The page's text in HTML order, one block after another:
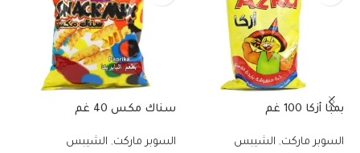
بمبا أزكا 100 غم
السوبر ماركت, الشيبس
سناك مكس 40 غم
السوبر ماركت, الشيبس